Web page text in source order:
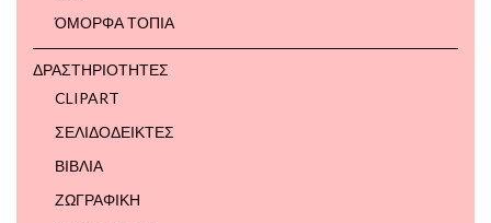
ΌΜΟΡΦΑ ΤΟΠΙΑ
ΔΡΑΣΤΗΡΙΟΤΗΤΕΣ
CLIPART
ΣΕΛΙΔΟΔΕΙΚΤΕΣ
ΒΙΒΛΙΑ
ΖΩΓΡΑΦΙΚΗ